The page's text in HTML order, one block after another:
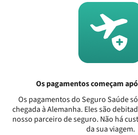
Os pagamentos começam
Os pagamentos do Seguro Saúde
chegada à Alemanha. Eles são
nosso parceiro de seguro. Não há
da sua viagem.